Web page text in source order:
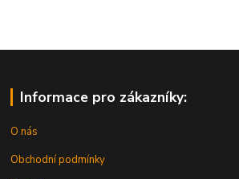
Informace pro zákazníky:
O nás
Obchodní podmínky